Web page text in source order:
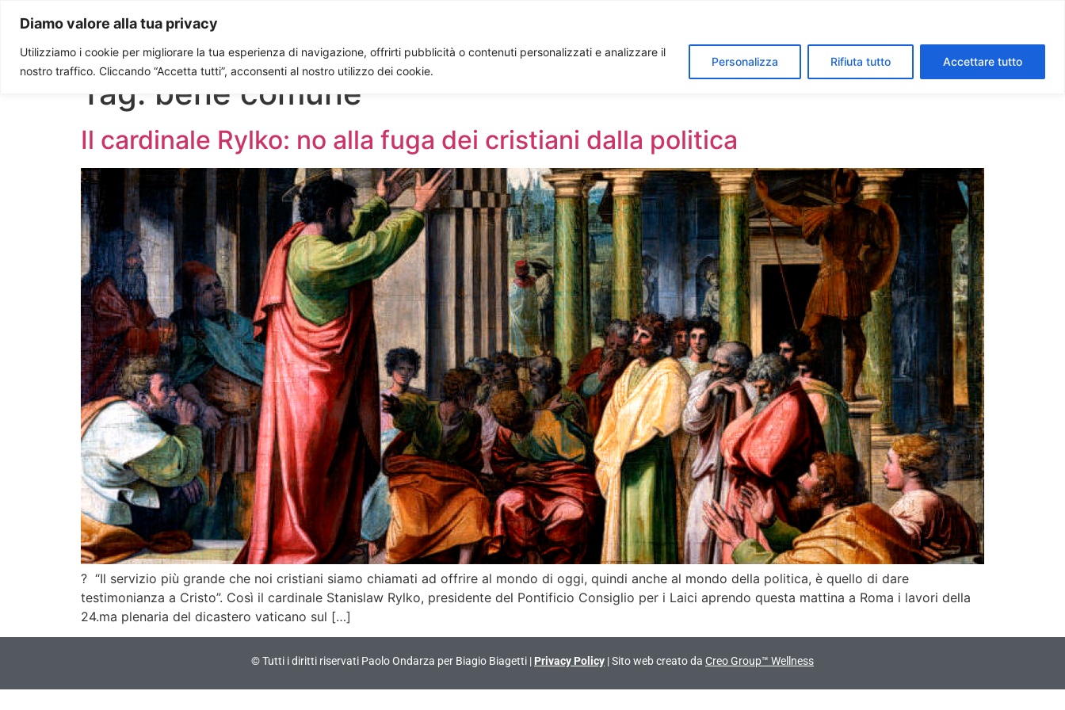
Diamo valore alla tua privacy
Utilizziamo i cookie per migliorare la tua esperienza di navigazione, offrirti pubblicità o contenuti personalizzati e analizzare il
nostro traffico. Cliccando “Accetta tutti”, acconsenti al nostro utilizzo dei cookie.
Personalizza Rifiuta tutto Accettare tutto
Paolo Ondarza
Tag: bene comune
Il cardinale Rylko: no alla fuga dei cristiani dalla politica
? “Il servizio più grande che noi cristiani siamo chiamati ad offrire al mondo di oggi, quindi anche al mondo della politica, è quello di dare
testimonianza a Cristo”. Così il cardinale Stanislaw Rylko, presidente del Pontificio Consiglio per i Laici aprendo questa mattina a Roma i lavori della
24.ma plenaria del dicastero vaticano sul […]
© Tutti i diritti riservati Paolo Ondarza per Biagio Biagetti | Privacy Policy | Sito web creato da Creo Group™ Wellness